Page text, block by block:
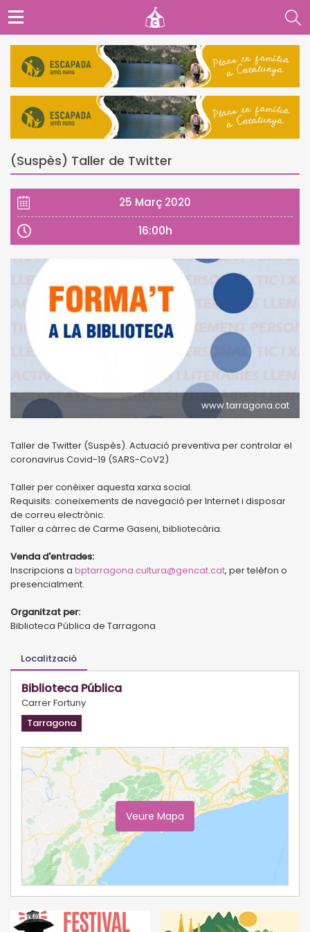
(Suspès) Taller de Twitter
25 Març 2020
16:00h
www.tarragona.cat
Taller de Twitter (Suspès). Actuació preventiva per controlar el
coronavirus Covid-19 (SARS-CoV2)
Taller per conèixer aquesta xarxa social.
Requisits: coneixements de navegació per Internet i disposar
de correu electrònic.
Taller a càrrec de Carme Gaseni, bibliotecària.
Venda d'entrades:
Inscripcions a bptarragona.cultura@gencat.cat, per telèfon o
presencialment.
Organitzat per:
Biblioteca Pública de Tarragona
Localització
Biblioteca Pública
Carrer Fortuny
Tarragona
Veure Mapa